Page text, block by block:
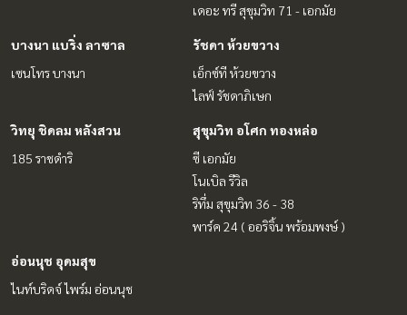
เดอะ ทรี สุขุมวิท 71 - เอกมัย
บางนา แบริ่ง ลาซาล
เซนโทร บางนา
รัชดา ห้วยขวาง
เอ็กซ์ที ห้วยขวาง
ไลฟ์ รัชดาภิเษก
วิทยุ ชิดลม หลังสวน
185 ราชดำริ
สุขุมวิท อโศก ทองหล่อ
ซี เอกมัย
โนเบิล รีวิล
ริทึ่ม สุขุมวิท 36 - 38
พาร์ค 24 ( ออริจิ้น พร้อมพงษ์ )
อ่อนนุช อุดมสุข
ไนท์บริดจ์ ไพร์ม อ่อนนุช